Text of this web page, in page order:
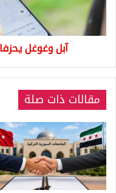
آبل وغوغل
مقالات ذات صلة